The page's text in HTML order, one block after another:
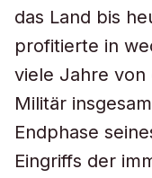
das Land bis
profitierte in
viele Jahre von
Militär
Endphase
Eingriffs der